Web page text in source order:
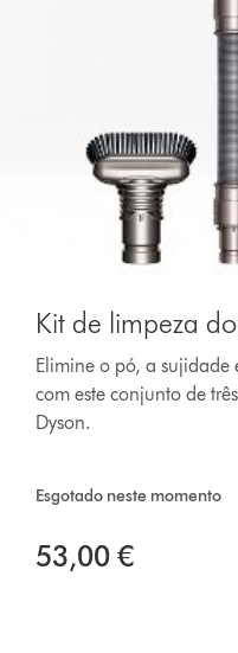
Kit de limpeza
Elimine o pó, a sujidade
com este conjunto de
Dyson.
Esgotado neste momento
53,00 €